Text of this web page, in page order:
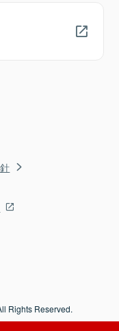
Rights Reserved.